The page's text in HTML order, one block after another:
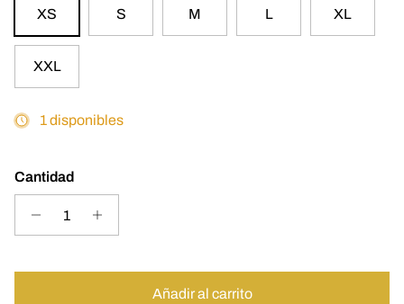
XS S M L XL
XXL
1 disponibles
Cantidad
Añadir al carrito